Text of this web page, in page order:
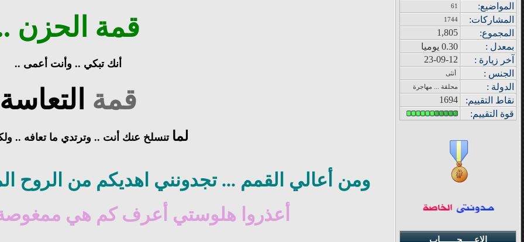
المواضيع:
61
المشاركات:
1744
المجموع:
1,805
بمعدل :
0.30 يوميا
خر زيار ة :
23-09-12
الجنس :
أنثى
الدولة : محلقة ... مهاجرة
نقاط التقييم:
1694
قوة التقييم:
الإعـــــجـــــــاب
قمة الحزن
أنك تبكي .. وأنت أعمى ..
قمة التعاسة
لما تنسلخ عنك أنت .. وترتدي ما تعافه ..
ومن أعالي القمم ... تجدونني اهديكم من الروح
أعذروا هلوستي أعرف كم هي